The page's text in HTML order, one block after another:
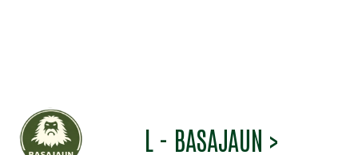
L - BASAJAUN >